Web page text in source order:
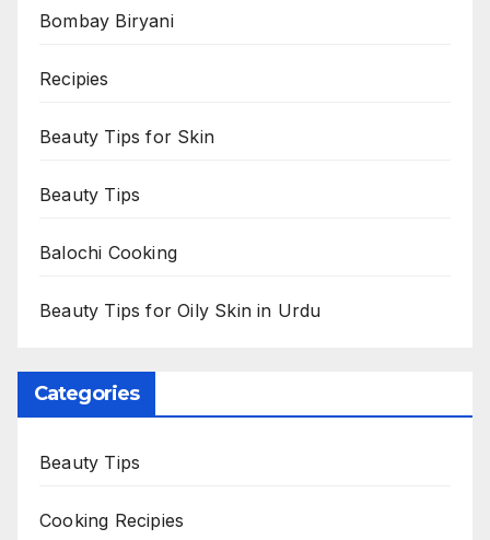
Bombay Biryani
Recipies
Beauty Tips for Skin
Beauty Tips
Balochi Cooking
Beauty Tips for Oily Skin in Urdu
Categories
Beauty Tips
Cooking Recipies